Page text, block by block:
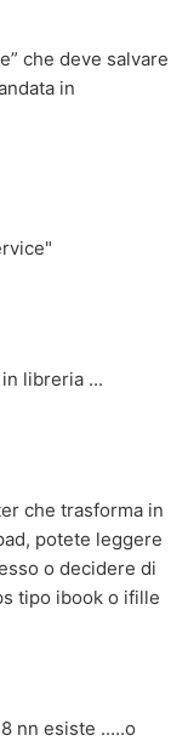
che deve salvare
in
libreria ...
che trasforma in
potete leggere
o decidere di
tipo ibook o ifille
nn esiste .....o